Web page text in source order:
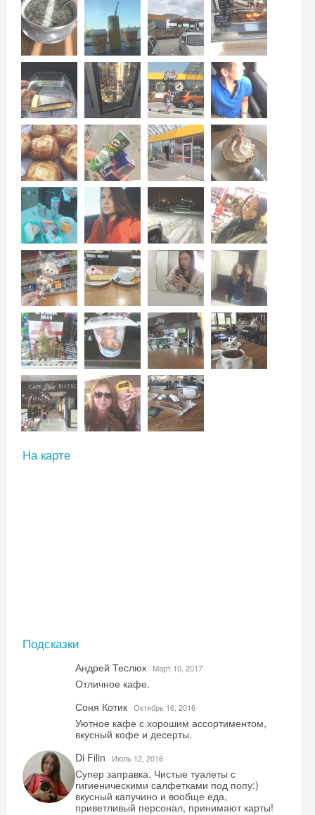
На карте
Подсказки
Андрей Теслюк Mарт 10, 2017
Отличное кафе.
Соня Котик Октябрь 16, 2016
Уютное кафе с хорошим ассортиментом,
вкусный кофе и десерты.
Di Filin
Июль 12, 2016
Супер заправка. Чистые туалеты с
гигиеническими салфетками под попу:)
вкусный капучино и вообще еда,
приветливый персонал, принимают карты!
Скидка −5%
Хочешь дешевле? Оставь почту и получи
промокод на первое бронирование!
Получить промокод